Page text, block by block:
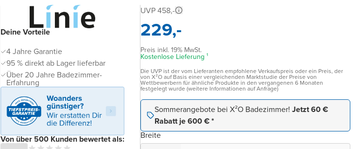
Deine Vorteile
4 Jahre Garantie
95 % direkt ab Lager lieferbar
Über 20 Jahre Badezimmer-
Erfahrung
Von über 500 Kunden bewertet als:
UVP 458,-
229,-
Preis inkl. 19% MwSt.
Kostenlose Lieferung ¹
Die UVP ist der vom Lieferanten empfohlene Verkaufspreis oder ein Preis, der
von X²O auf Basis einer vergleichenden Marktstudie der Preise von
Wettbewerbern für ähnliche Produkte in den vergangenen 6 Monaten
festgelegt wurde (weitere Informationen auf Anfrage)
Sommerangebote bei X²O Badezimmer! Jetzt 60 €
Rabatt je 600 € *
Breite